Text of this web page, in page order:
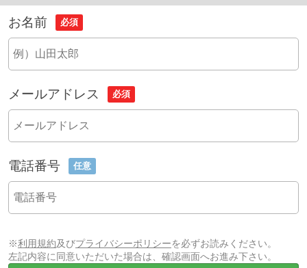
お名前 必須
メールアドレス 必須
電話番号 任意
※利用規約及びプライバシーポリシーを必ずお読みください。
左記内容に同意いただいた場合は、確認画面へお進み下さい。